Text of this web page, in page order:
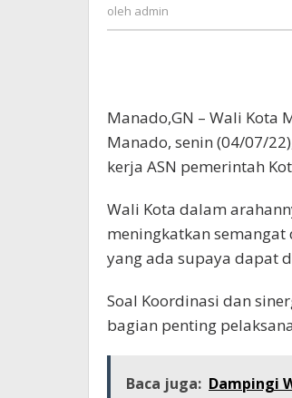
oleh admin
Manado,GN – Wali Kota
Manado, senin (04/07/
kerja ASN pemerintah
Wali Kota dalam
meningkatkan
yang ada supaya dapat
Soal Koordinasi dan
bagian penting
Baca juga: Dampingi